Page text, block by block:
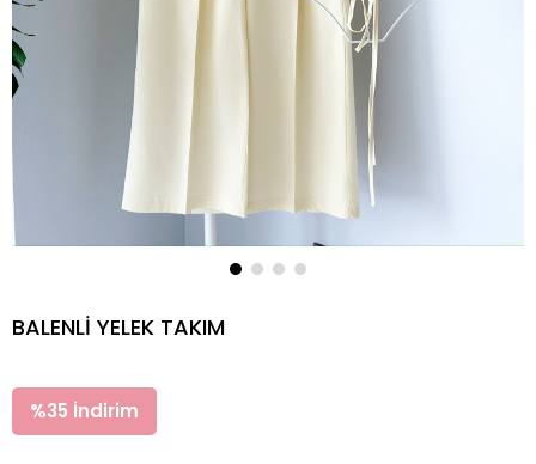
BALENLİ YELEK TAKIM
%35 İndirim